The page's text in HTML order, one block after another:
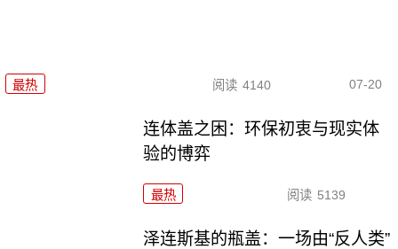
最热 阅读 4140 07-20
连体盖之困：环保初衷与现实体
验的博弈
最热 阅读 5139
泽连斯基的瓶盖：一场由“反人类”